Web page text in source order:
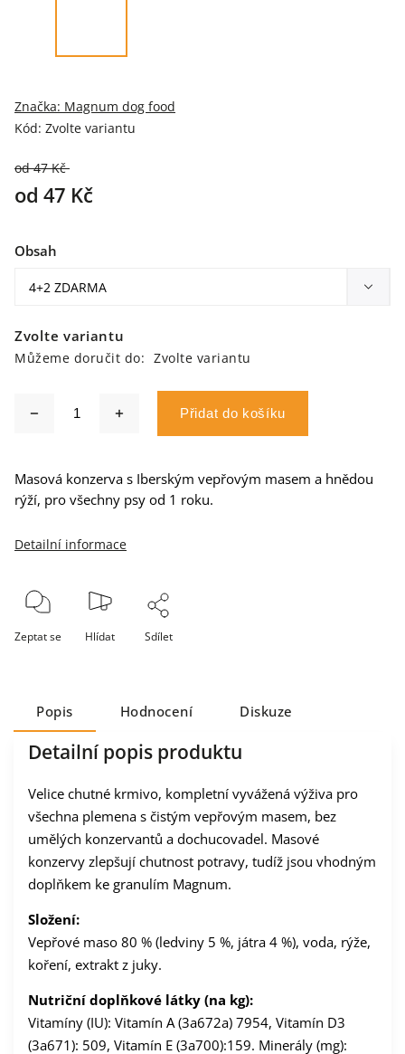
Kód: Zvolte variantu
Značka: Magnum dog food
od 47 Kč
od 47 Kč
Zvolte variantu
Můžeme doručit do: Zvolte variantu
Obsah
Přidat do košíku
Masová konzerva s Iberským vepřovým masem a hnědou
rýží, pro všechny psy od 1 roku.
Detailní informace
Zeptat se Hlídat Sdílet
Popis Hodnocení Diskuze
Detailní popis produktu
Velice chutné krmivo, kompletní vyvážená výživa pro
všechna plemena s čistým vepřovým masem, bez
umělých konzervantů a dochucovadel. Masové
konzervy zlepšují chutnost potravy, tudíž jsou vhodným
doplňkem ke granulím Magnum.
Složení:
Vepřové maso 80 % (ledviny 5 %, játra 4 %), voda, rýže,
koření, extrakt z juky.
Nutriční doplňkové látky (na kg):
Vitamíny (IU): Vitamín A (3a672a) 7954, Vitamín D3
(3a671): 509, Vitamín E (3a700):159. Minerály (mg):